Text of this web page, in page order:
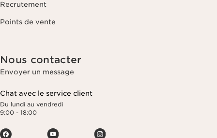
Recrutement
Points de vente
Nous contacter
Envoyer un message
Chat avec le service client
Du lundi au vendredi
9:00 - 18:00